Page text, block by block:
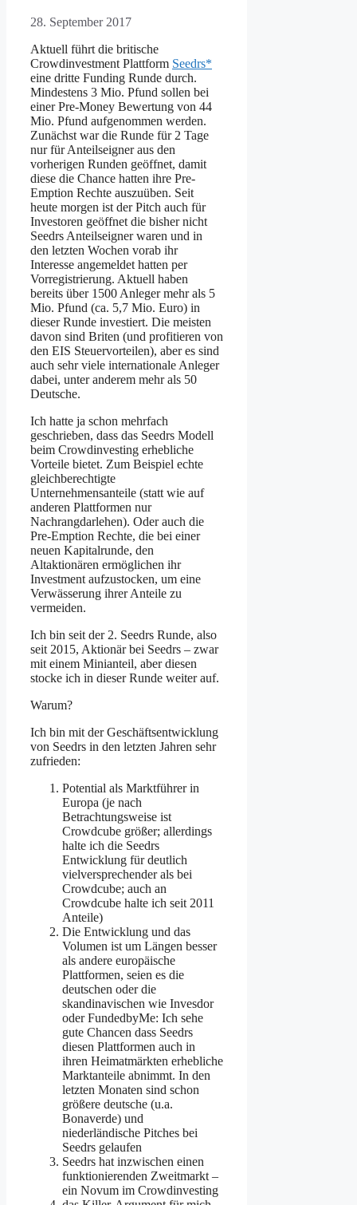
28. September 2017
Aktuell führt die britische
Crowdinvestment Plattform Seedrs*
eine dritte Funding Runde durch.
Mindestens 3 Mio. Pfund sollen bei
einer Pre-Money Bewertung von 44
Mio. Pfund aufgenommen werden.
Zunächst war die Runde für 2 Tage
nur für Anteilseigner aus den
vorherigen Runden geöffnet, damit
diese die Chance hatten ihre Pre-
Emption Rechte auszuüben. Seit
heute morgen ist der Pitch auch für
Investoren geöffnet die bisher nicht
Seedrs Anteilseigner waren und in
den letzten Wochen vorab ihr
Interesse angemeldet hatten per
Vorregistrierung. Aktuell haben
bereits über 1500 Anleger mehr als 5
Mio. Pfund (ca. 5,7 Mio. Euro) in
dieser Runde investiert. Die meisten
davon sind Briten (und profitieren von
den EIS Steuervorteilen), aber es sind
auch sehr viele internationale Anleger
dabei, unter anderem mehr als 50
Deutsche.
Ich hatte ja schon mehrfach
geschrieben, dass das Seedrs Modell
beim Crowdinvesting erhebliche
Vorteile bietet. Zum Beispiel echte
gleichberechtigte
Unternehmensanteile (statt wie auf
anderen Plattformen nur
Nachrangdarlehen). Oder auch die
Pre-Emption Rechte, die bei einer
neuen Kapitalrunde, den
Altaktionären ermöglichen ihr
Investment aufzustocken, um eine
Verwässerung ihrer Anteile zu
vermeiden.
Ich bin seit der 2. Seedrs Runde, also
seit 2015, Aktionär bei Seedrs – zwar
mit einem Minianteil, aber diesen
stocke ich in dieser Runde weiter auf.
Warum?
Ich bin mit der Geschäftsentwicklung
von Seedrs in den letzten Jahren sehr
zufrieden:
Potential als Marktführer in
Europa (je nach
Betrachtungsweise ist
Crowdcube größer; allerdings
halte ich die Seedrs
Entwicklung für deutlich
vielversprechender als bei
Crowdcube; auch an
Crowdcube halte ich seit 2011
Anteile)
Die Entwicklung und das
Volumen ist um Längen besser
als andere europäische
Plattformen, seien es die
deutschen oder die
skandinavischen wie Invesdor
oder FundedbyMe: Ich sehe
gute Chancen dass Seedrs
diesen Plattformen auch in
ihren Heimatmärkten erhebliche
Marktanteile abnimmt. In den
letzten Monaten sind schon
größere deutsche (u.a.
Bonaverde) und
niederländische Pitches bei
Seedrs gelaufen
Seedrs hat inzwischen einen
funktionierenden Zweitmarkt –
ein Novum im Crowdinvesting